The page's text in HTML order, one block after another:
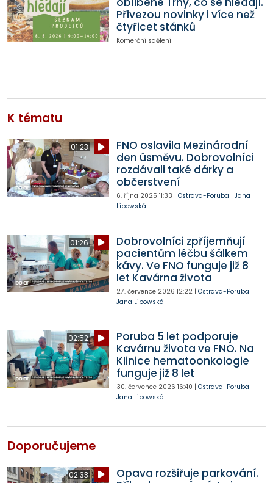
Přivezou novinky i více než
čtyřicet stánků
Komerční sdělení
K tématu
01:23
FNO oslavila Mezinárodní
den úsměvu. Dobrovolníci
rozdávali také dárky a
občerstvení
6. října 2025 11:33 | Ostrava-Poruba | Jana
Lipowská
01:26
Dobrovolníci zpříjemňují
pacientům léčbu šálkem
kávy. Ve FNO funguje již 8
let Kavárna života
27. července 2026 12:22| Ostrava-Poruba |
Jana Lipowská
02:52
Poruba 5 let podporuje
Kavárnu života ve FNO. Na
Klinice hematoonkologie
funguje již 8 let
30. července 2026 16:40 | Ostrava-Poruba |
Jana Lipowská
Doporučujeme
02:33
Opava rozšiřuje parkování.